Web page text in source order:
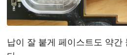
납이 잘 붙게 페이스트도 약간